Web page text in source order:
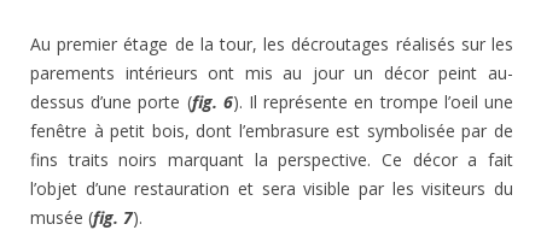
Au premier étage de la tour, les décroutages réalisés sur les
parements intérieurs ont mis au jour un décor peint au-
dessus d’une porte (fig. 6). Il représente en trompe l’oeil une
fenêtre à petit bois, dont l’embrasure est symbolisée par de
fins traits noirs marquant la perspective. Ce décor a fait
l’objet d’une restauration et sera visible par les visiteurs du
musée (fig. 7).